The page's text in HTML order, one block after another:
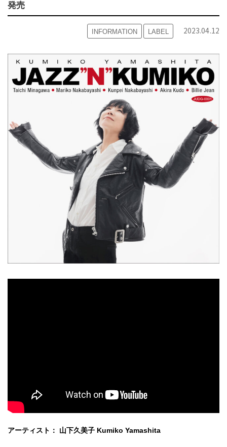
発売
INFORMATION LABEL 2023.04.12
アーティスト： 山下久美子 Kumiko Yamashita